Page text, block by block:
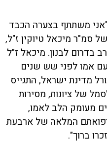
משתתף בצערה הכבד
סמ"ר מיכאל טיוקין ז"ל,
בדרום לבנון. מיכאל ז"ל
אמו לפני שש שנים
מדינת ישראל, התגייס
של ציונות, מסירות
מעומק הלב לאמו,
המלאה של ארבעת
ברוך".